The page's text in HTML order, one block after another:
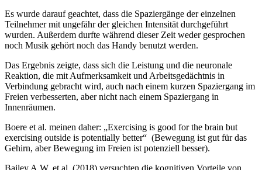
Es wurde darauf geachtet, dass die Spaziergänge der einzelnen
Teilnehmer mit ungefähr der gleichen Intensität durchgeführt
wurden. Außerdem durfte während dieser Zeit weder gesprochen
noch Musik gehört noch das Handy benutzt werden.
Das Ergebnis zeigte, dass sich die Leistung und die neuronale
Reaktion, die mit Aufmerksamkeit und Arbeitsgedächtnis in
Verbindung gebracht wird, auch nach einem kurzen Spaziergang im
Freien verbesserten, aber nicht nach einem Spaziergang in
Innenräumen.
Boere et al. meinen daher: „Exercising is good for the brain but
exercising outside is potentially better“ (Bewegung ist gut für das
Gehirn, aber Bewegung im Freien ist potenziell besser).